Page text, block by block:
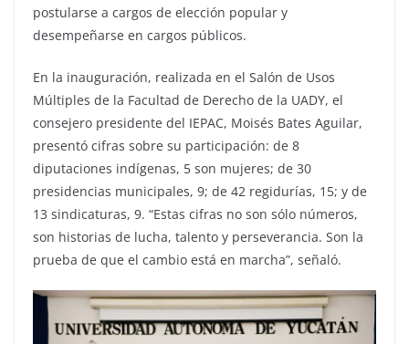
postularse a cargos de elección popular y
desempeñarse en cargos públicos.
En la inauguración, realizada en el Salón de Usos
Múltiples de la Facultad de Derecho de la UADY, el
consejero presidente del IEPAC, Moisés Bates Aguilar,
presentó cifras sobre su participación: de 8
diputaciones indígenas, 5 son mujeres; de 30
presidencias municipales, 9; de 42 regidurías, 15; y de
13 sindicaturas, 9. “Estas cifras no son sólo números,
son historias de lucha, talento y perseverancia. Son la
prueba de que el cambio está en marcha”, señaló.